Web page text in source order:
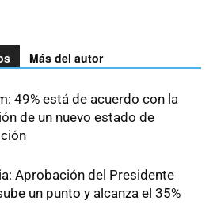
Más del autor
49% está de acuerdo con la
de un nuevo estado de
Aprobación del Presidente
un punto y alcanza el 35%